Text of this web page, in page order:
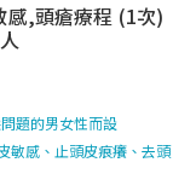
感,頭瘡療程 (1次)
題的男女性而設
敏感、止頭皮痕癢、去頭